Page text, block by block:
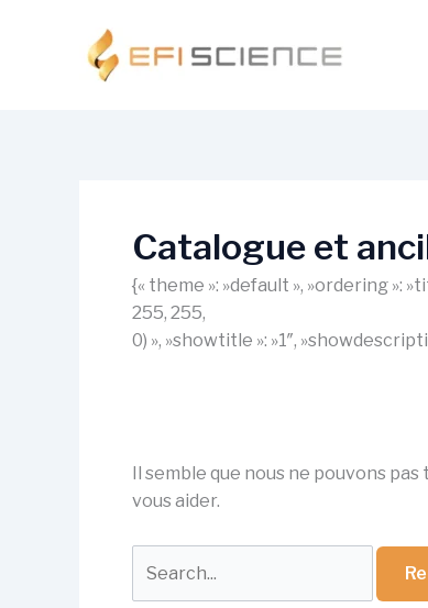
Catalogue et
{« theme »: »default », »ordering »:
255, 255,
0) », »showtitle »: »1″,
Il semble que nous ne pouvons
vous aider.